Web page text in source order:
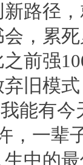
路径
，累
前强
旧模
能有
，一辈
中的